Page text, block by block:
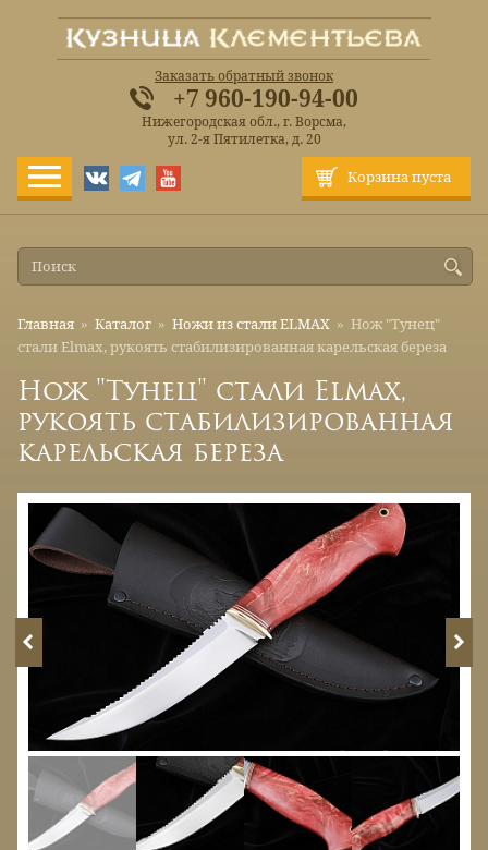
Корзина пуста
Заказать обратный звонок
+7 960-190-94-00
Нижегородская обл., г. Ворсма,
ул. 2-я Пятилетка, д. 20
Главная » Каталог » Ножи из стали ELMAX » Нож "Тунец"
стали Elmax, рукоять стабилизированная карельская береза
Нож "Тунец" стали Elmax,
рукоять стабилизированная
карельская береза